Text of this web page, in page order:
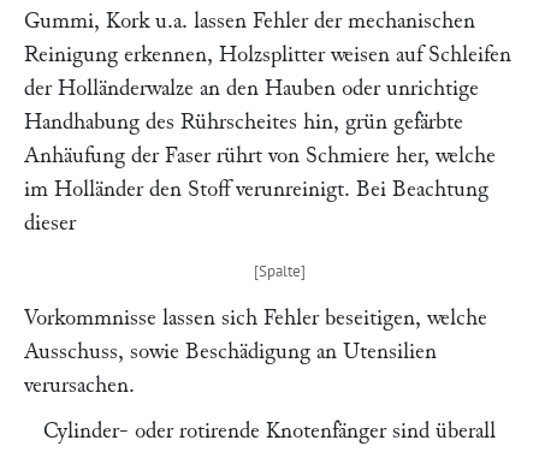
Gummi, Kork u.a. lassen Fehler der mechanischen
Reinigung erkennen, Holzsplitter weisen auf Schleifen
der Holländerwalze an den Hauben oder unrichtige
Handhabung des Rührscheites hin, grün gefärbte
Anhäufung der Faser rührt von Schmiere her, welche
im Holländer den Stoff verunreinigt. Bei Beachtung
dieser
Vorkommnisse lassen sich Fehler beseitigen, welche
Ausschuss, sowie Beschädigung an Utensilien
verursachen.
Cylinder- oder rotirende Knotenfänger sind überall